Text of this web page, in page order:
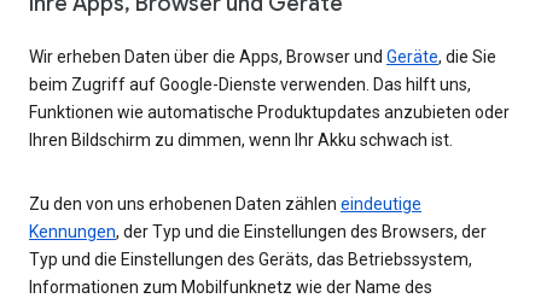
Wir erheben Daten über die Apps, Browser und Geräte, die Sie
beim Zugriff auf Google-Dienste verwenden. Das hilft uns,
Funktionen wie automatische Produktupdates anzubieten oder
Ihren Bildschirm zu dimmen, wenn Ihr Akku schwach ist.
Zu den von uns erhobenen Daten zählen eindeutige
Kennungen, der Typ und die Einstellungen des Browsers, der
Typ und die Einstellungen des Geräts, das Betriebssystem,
Informationen zum Mobilfunknetz wie der Name des